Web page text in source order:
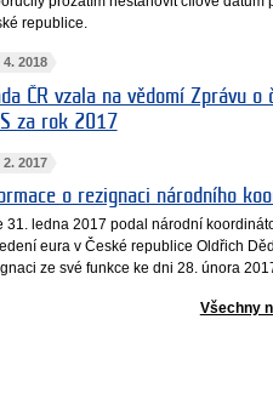
republice.
4. 2018
ČR vzala na vědomí Zprávu o
za rok 2017
2. 2017
o rezignaci národního
31. ledna 2017 podal národní
eura v České republice Oldřich
ze své funkce ke dni 28. února
Všechny